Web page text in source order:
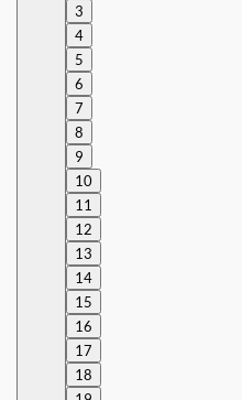
3
4
5
6
7
8
9
10
11
12
13
14
15
16
17
18